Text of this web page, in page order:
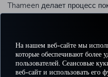
На нашем веб-сайте мы
которые обеспечивают более
пользователей. Сеансовые
веб-сайт и использовать его
Thameen делает процесс
привлекательным,
информации нажмитездесь.